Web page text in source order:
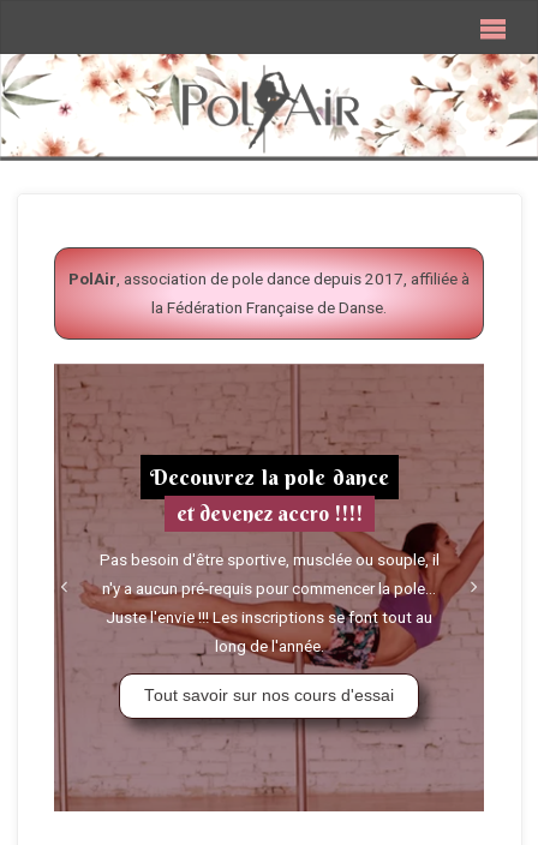
PolAir, association de pole dance depuis 2017, affiliée à
la Fédération Française de Danse.
Decouvrez la pole dance
et devenez accro !!!!
Pas besoin d'être sportive, musclée ou souple, il
n'y a aucun pré-requis pour commencer la pole...
Juste l'envie !!! Les inscriptions se font tout au
long de l'année.
Tout savoir sur nos cours d'essai